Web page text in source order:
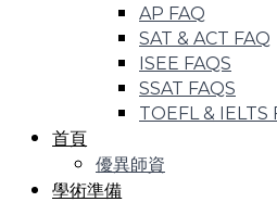
AP FAQ
SAT & ACT FAQ
ISEE FAQS
SSAT FAQS
TOEFL & IELTS
首頁
優異師資
學術準備